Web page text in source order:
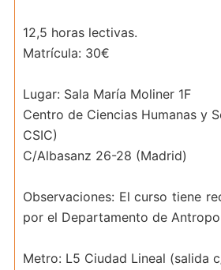
12,5 horas lectivas.
Matrícula: 30€
Lugar: Sala María Moliner 1F
Centro de Ciencias Humanas y
CSIC)
C/Albasanz 26-28 (Madrid)
Observaciones: El curso tiene
por el Departamento de
Metro: L5 Ciudad Lineal (salida